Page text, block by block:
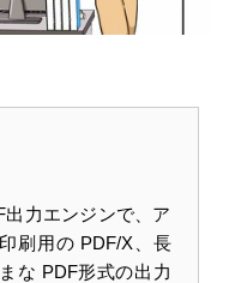
出力エンジンで、ア
刷用の PDF/X、長
な PDF形式の出力